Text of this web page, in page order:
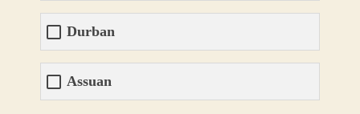
Durban
Assuan